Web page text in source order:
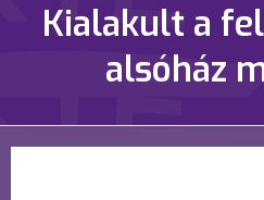
Kialakult a
alsóház